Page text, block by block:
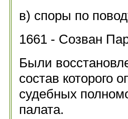
в) споры по
1661 - Созван
Были
состав которого
судебных
палата.